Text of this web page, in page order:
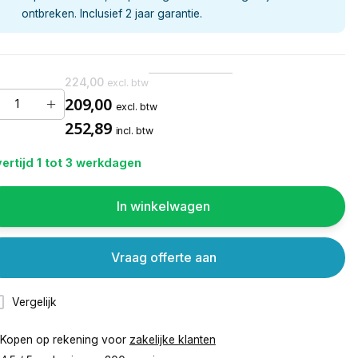
ontbreken. Inclusief 2 jaar garantie.
224,00 excl. btw
209,00 excl. btw
252,89 incl. btw
1 tot 3 werkdagen
In winkelwagen
Vergelijk
Vraag offerte aan
Kopen op rekening voor zakelijke klanten